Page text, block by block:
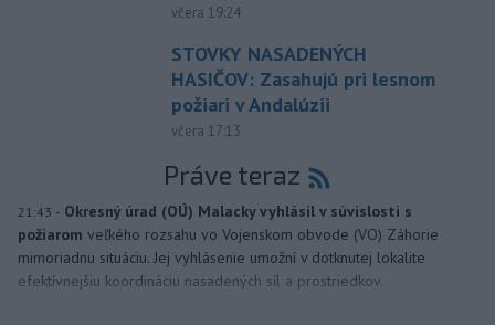
včera 19:24
STOVKY NASADENÝCH
HASIČOV: Zasahujú pri lesnom
požiari v Andalúzii
včera 17:13
Práve teraz
21:43 - Okresný úrad (OÚ) Malacky vyhlásil v súvislosti s
požiarom veľkého rozsahu vo Vojenskom obvode (VO) Záhorie
mimoriadnu situáciu. Jej vyhlásenie umožní v dotknutej lokalite
efektívnejšiu koordináciu nasadených síl a prostriedkov.